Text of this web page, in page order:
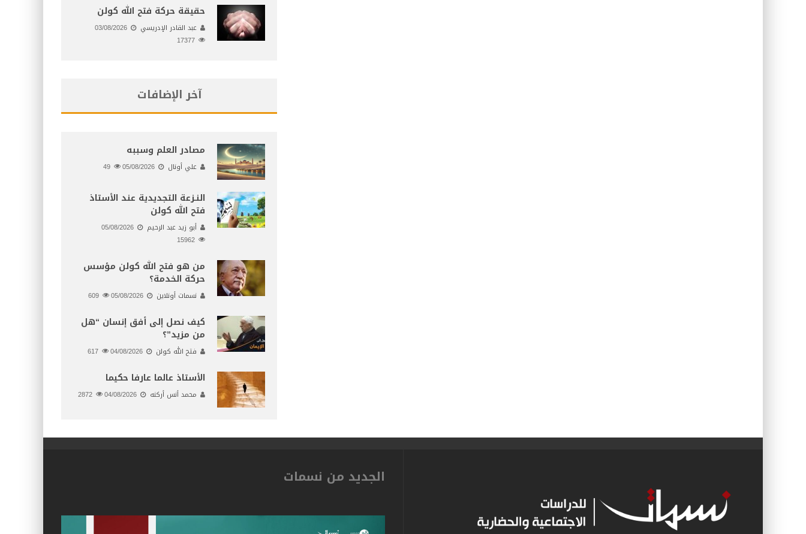
حقيقة حركة فتح الله كولن
عبد القادر الإدريسي
03/08/2026
آخر الإضافات
مصادر العلم وسببه
علي أونال 05/08/2026
النـزعة التجديدية عند الأستاذ
فتح الله كولن
أبو زيد عبد الرحيم
05/08/2026
من هو فتح الله كولن مؤسس
حركة الخدمة؟
نسمات أونلاين 05/08/2026
كيف نصل إلى أفق إنسان “هل
من مزيد”؟
فتح الله كولن 04/08/2026
الأستاذ عالما عارفا حكيما
محمد أنس أركنه 04/08/2026
الجديد من نسمات